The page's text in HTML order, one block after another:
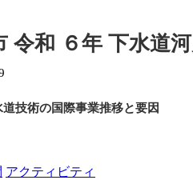
令和 ６年 下水道
技術の国際事業推移と要因
アクティビティ